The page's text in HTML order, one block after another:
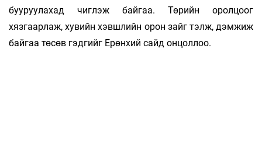
бууруулахад чиглэж байгаа. Төрийн оролцоог
хязгаарлаж, хувийн хэвшлийн орон зайг тэлж, дэмжиж
байгаа төсөв гэдгийг Ерөнхий сайд онцоллоо.